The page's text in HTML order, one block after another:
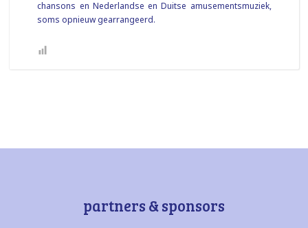
chansons en Nederlandse en Duitse amusementsmuziek,
soms opnieuw gearrangeerd.
partners & sponsors